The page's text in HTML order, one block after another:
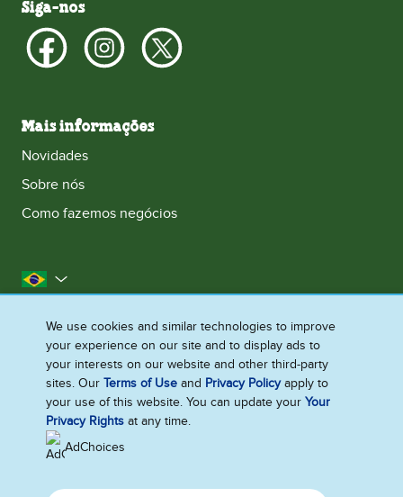
Siga-nos
Mais informações
Novidades
Sobre nós
Como fazemos negócios
Brasil
Acessibilidade
Aviso de Cookies
Aviso de Privacidade
Termos e condições
Fale com a gente
Mapa do site
Alterar preferencias
We use cookies and similar technologies to improve
your experience on our site and to display ads to
your interests on our website and other third-party
sites. OurTerms of Use and Privacy Policyapply to
your use of this website. You can update yourYour
Privacy Rights at any time.
AdChoices